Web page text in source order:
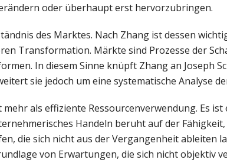
oder überhaupt erst hervorzubringen.
des Marktes. Nach Zhang ist dessen
Transformation. Märkte sind Prozesse der
In diesem Sinne knüpft Zhang an Joseph
sie jedoch um eine systematische Analyse
als effiziente Ressourcenverwendung. Es ist
Handeln beruht auf der
die sich nicht aus der Vergangenheit ableiten
von Erwartungen, die sich nicht objektiv